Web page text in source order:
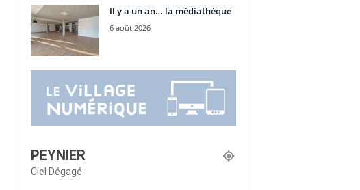
Il y a un an… la médiathèque
6 août 2026
PEYNIER
Ciel Dégagé